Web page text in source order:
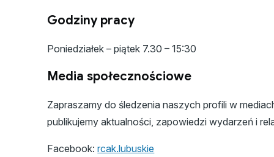
Godziny pracy
Poniedziałek – piątek 7.30 – 15:30
Media społecznościowe
Zapraszamy do śledzenia naszych profili w
publikujemy aktualności, zapowiedzi wydarzeń i
Facebook:rcak.lubuskie